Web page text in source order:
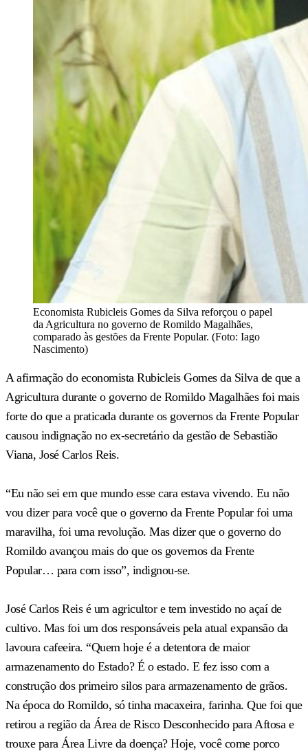
Economista Rubicleis Gomes da Silva reforçou o papel
da Agricultura no governo de Romildo Magalhães,
comparado às gestões da Frente Popular. (Foto: Iago
Nascimento)
A afirmação do economista Rubicleis Gomes da Silva de que a
Agricultura durante o governo de Romildo Magalhães foi mais
forte do que a praticada durante os governos da Frente Popular
causou indignação no ex-secretário da gestão de Sebastião
Viana, José Carlos Reis.
“Eu não sei em que mundo esse cara estava vivendo. Eu não
vou dizer para você que o governo da Frente Popular foi uma
maravilha, foi uma revolução. Mas dizer que o governo do
Romildo avançou mais do que os governos da Frente
Popular… para com isso”, indignou-se.
José Carlos Reis é um agricultor e tem investido no açaí de
cultivo. Mas foi um dos responsáveis pela atual expansão da
lavoura cafeeira. “Quem hoje é a detentora de maior
armazenamento do Estado? É o estado. E fez isso com a
construção dos primeiro silos para armazenamento de grãos.
Na época do Romildo, só tinha macaxeira, farinha. Que foi que
retirou a região da Área de Risco Desconhecido para Aftosa e
trouxe para Área Livre da doença? Hoje, você come porco